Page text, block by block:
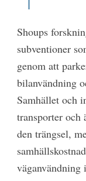
Shoups
subventioner
genom att
bilanvändning
Samhället och
transporter och
den trängsel,
väganvändning